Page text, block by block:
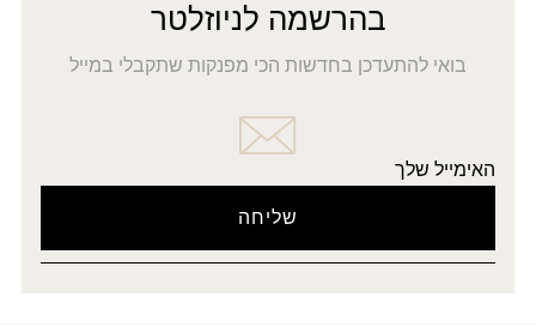
בהרשמה לניוזלטר
בואי להתעדכן בחדשות הכי מפנקות שתקבלי במייל
האימייל שלך